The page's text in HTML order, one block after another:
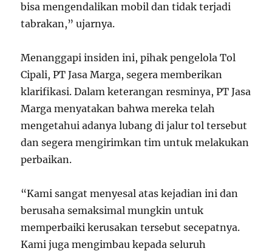
bisa mengendalikan mobil dan tidak terjadi
tabrakan,” ujarnya.
Menanggapi insiden ini, pihak pengelola Tol
Cipali, PT Jasa Marga, segera memberikan
klarifikasi. Dalam keterangan resminya, PT Jasa
Marga menyatakan bahwa mereka telah
mengetahui adanya lubang di jalur tol tersebut
dan segera mengirimkan tim untuk melakukan
perbaikan.
“Kami sangat menyesal atas kejadian ini dan
berusaha semaksimal mungkin untuk
memperbaiki kerusakan tersebut secepatnya.
Kami juga mengimbau kepada seluruh